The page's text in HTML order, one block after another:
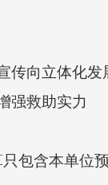
向立体化发
救助实力
含本单位预